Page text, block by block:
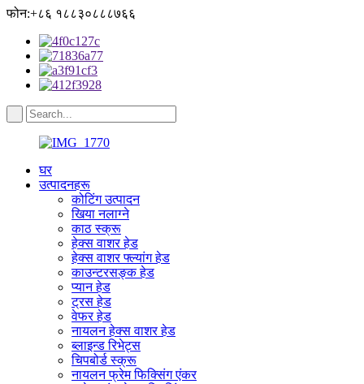
फोन:+८६ १८८३०८८८७६६
घर
उत्पादनहरू
कोटिंग उत्पादन
खिया नलाग्ने
काठ स्क्रू
हेक्स वाशर हेड
हेक्स वाशर फ्ल्यांग हेड
काउन्टरसङ्क हेड
प्यान हेड
ट्रस हेड
वेफर हेड
नायलन हेक्स वाशर हेड
ब्लाइन्ड रिभेट्स
चिपबोर्ड स्क्रू
नायलन फ्रेम फिक्सिंग एंकर